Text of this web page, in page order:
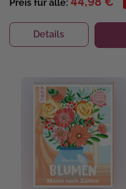
Preis für alle:
Details